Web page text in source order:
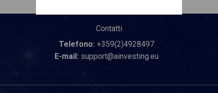
Contatti
Telefono: +359(2)4928497
E-mail: support@ainvesting.eu